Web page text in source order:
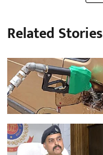
Related Stories